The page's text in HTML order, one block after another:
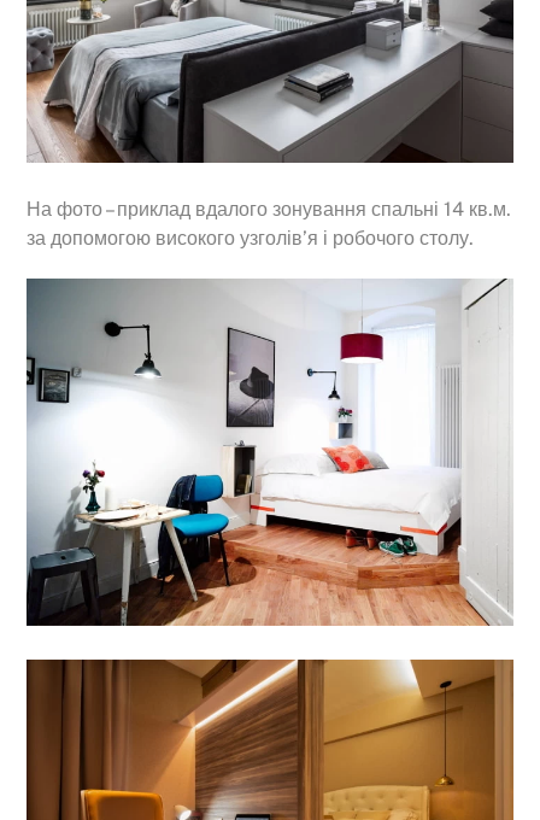
На фото – приклад вдалого зонування спальні 14 кв.м.
за допомогою високого узголів’я і робочого столу.